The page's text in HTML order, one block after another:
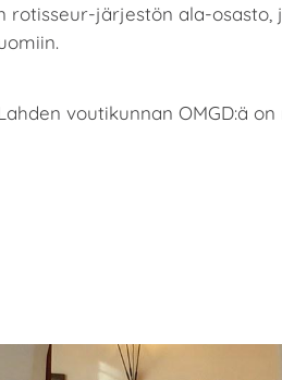
rotisseur-järjestön ala-
voutikunnan OMGD:ä